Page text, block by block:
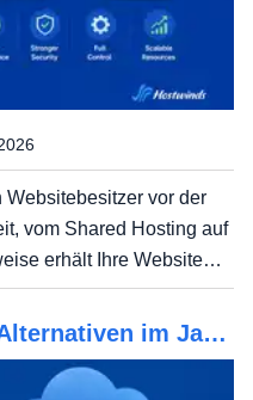
Websitebesitzer vor der
vom Shared Hosting auf
erhält Ihre Website
bemerkt, dass die
vielleicht hat...
im Jahr